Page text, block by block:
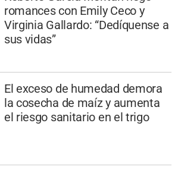
romances con Emily Ceco y
Virginia Gallardo: “Dedíquense a
sus vidas”
El exceso de humedad demora
la cosecha de maíz y aumenta
el riesgo sanitario en el trigo